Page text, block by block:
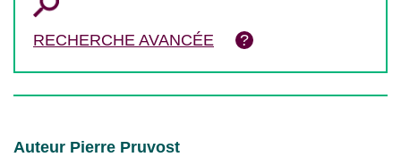
RECHERCHE AVANCÉE
Auteur Pierre Pruvost